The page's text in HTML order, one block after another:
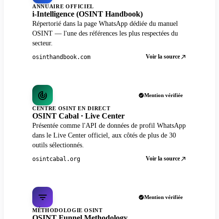
ANNUAIRE OFFICIEL
i-Intelligence (OSINT Handbook)
Répertorié dans la page WhatsApp dédiée du manuel
OSINT — l'une des références les plus respectées du
secteur.
osinthandbook.com Voir la source
Mention vérifiée
CENTRE OSINT EN DIRECT
OSINT Cabal · Live Center
Présentée comme l'API de données de profil WhatsApp
dans le Live Center officiel, aux côtés de plus de 30
outils sélectionnés.
osintcabal.org Voir la source
Mention vérifiée
MÉTHODOLOGIE OSINT